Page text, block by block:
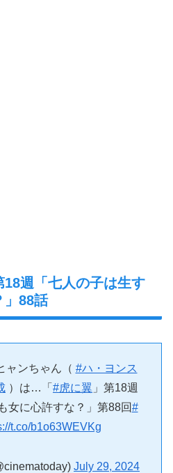
週「七人の子は生す
」88話
ャンちゃん（ #ハ・ヨンス
）は…「 #虎に翼 」第18週
女に心許すな？」第88回#
t.co/b1o63WEVKg
July 29, 2024